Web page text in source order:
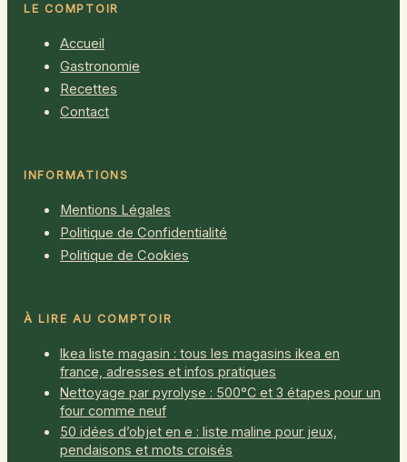
LE COMPTOIR
Accueil
Gastronomie
Recettes
Contact
INFORMATIONS
Mentions Légales
Politique de Confidentialité
Politique de Cookies
À LIRE AU COMPTOIR
Ikea liste magasin : tous les magasins ikea en
france, adresses et infos pratiques
Nettoyage par pyrolyse : 500°C et 3 étapes pour un
four comme neuf
50 idées d’objet en e : liste maline pour jeux,
pendaisons et mots croisés